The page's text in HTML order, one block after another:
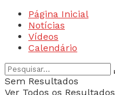
Página Inicial
Notícias
Vídeos
Calendário
Sem Resultados
Ver Todos os Resultados